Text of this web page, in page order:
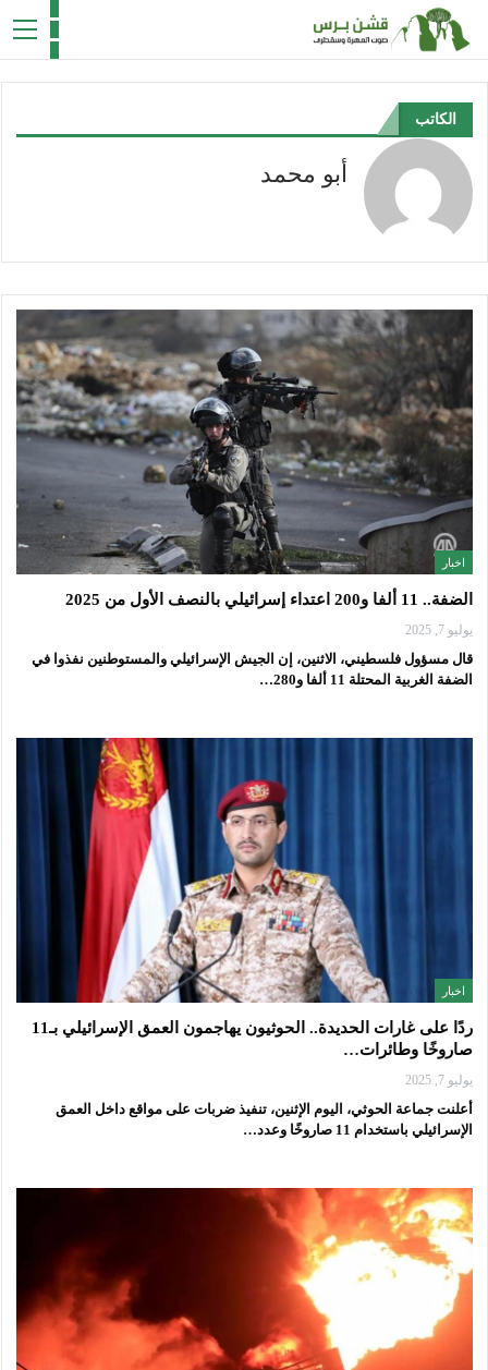
الكاتب
أبو محمد
اخبار
الضفة.. 11 ألفا و200 اعتداء إسرائيلي بالنصف الأول من 2025
يوليو 7, 2025
قال مسؤول فلسطيني، الاثنين، إن الجيش الإسرائيلي والمستوطنين نفذوا في
الضفة الغربية المحتلة 11 ألفا و280…
اخبار
ردًا على غارات الحديدة.. الحوثيون يهاجمون العمق الإسرائيلي بـ11
صاروخًا وطائرات…
يوليو 7, 2025
أعلنت جماعة الحوثي، اليوم الإثنين، تنفيذ ضربات على مواقع داخل العمق
الإسرائيلي باستخدام 11 صاروخًا وعدد…